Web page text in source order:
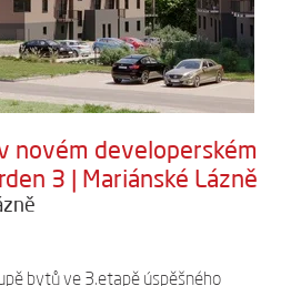
novém developerském
3 | Mariánské Lázně
bytů ve 3.etapě úspěšného